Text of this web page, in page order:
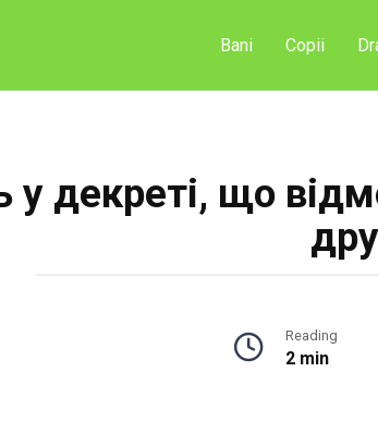
Bani Copii
у декреті, що
Reading
2 min